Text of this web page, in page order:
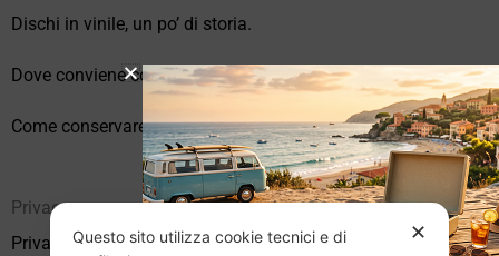
Dischi in vinile, un po’ di storia.
Dove conviene comprare vinili online?
Come conservare correttamente i vinili usati
Privacy
Privacy Policy
✕
Questo sito utilizza cookie tecnici e di